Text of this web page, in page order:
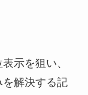
示を狙い、
解決する記